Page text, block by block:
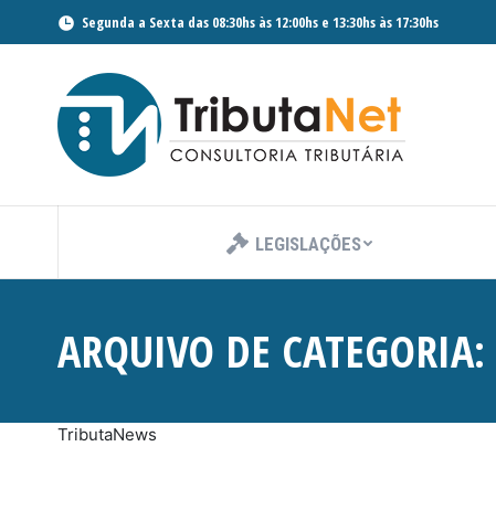
Segunda a Sexta das 08:30hs às 12:00hs e 13:30hs às 17:30hs
LEGISLAÇÕES
ARQUIVO DE CATEGORIA:
TributaNews